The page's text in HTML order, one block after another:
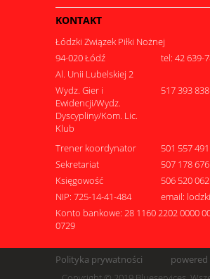
KONTAKT
Łódzki Związek Piłki Nożnej
94-020 Łódź
tel: 42 639-
Al. Unii Lubelskiej 2
Wydz. Gier i
Ewidencji/Wydz.
Dyscypliny/Kom. Lic.
Klub
517 393 838
Trener koordynator
501 557 491
Sekretariat
507 178 676
Księgowość
506 520 062
NIP: 725-14-41-484
email:
Konto bankowe: 28 1160 2202 0000
0729
Polityka prywatności